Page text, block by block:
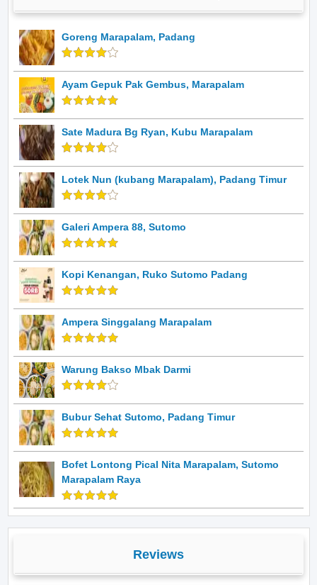
Goreng Marapalam, Padang
Ayam Gepuk Pak Gembus, Marapalam
Sate Madura Bg Ryan, Kubu Marapalam
Lotek Nun (kubang Marapalam), Padang Timur
Galeri Ampera 88, Sutomo
Kopi Kenangan, Ruko Sutomo Padang
Ampera Singgalang Marapalam
Warung Bakso Mbak Darmi
Bubur Sehat Sutomo, Padang Timur
Bofet Lontong Pical Nita Marapalam, Sutomo
Marapalam Raya
Reviews